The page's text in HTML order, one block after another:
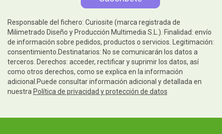
Responsable del fichero: Curiosite (marca registrada de
Milimetrado Diseño y Producción Multimedia S.L.). Finalidad: envío
de información sobre pedidos, productos o servicios. Legitimación:
consentimiento.Destinatarios: No se comunicarán los datos a
terceros. Derechos: acceder, rectificar y suprimir los datos, así
como otros derechos, como se explica en la información
adicional.Puede consultar información adicional y detallada en
nuestra Política de privacidad y protección de datos